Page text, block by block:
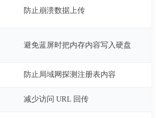
防止崩溃数据上传
避免蓝屏时把内存内容写入硬盘
防止局域网探测注册表内容
减少访问 URL 回传